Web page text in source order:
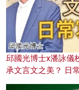
邱國光博士x潘詠儀
承文言文之美？ 日